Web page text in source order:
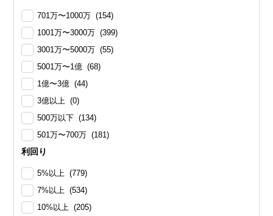
701万〜1000万 (154)
1001万〜3000万 (399)
3001万〜5000万 (55)
5001万〜1億 (68)
1億〜3億 (44)
3億以上 (0)
500万以下 (134)
501万〜700万 (181)
利回り
5%以上 (779)
7%以上 (534)
10%以上 (205)